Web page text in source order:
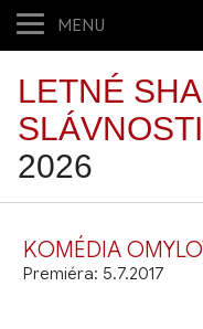
MENU
LETNÉ
SLÁVNOSTI
2026
KOMÉDIA
Premiéra: 5.7.2017